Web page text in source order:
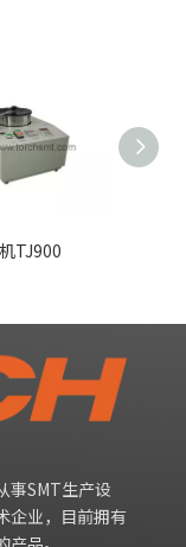
TJ900
事SMT生产设
企业，目前拥有